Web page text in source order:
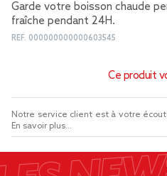
Garde votre boisson chaude
fraîche pendant 24H.
REF. 000000000000603545
Ce produit
Notre service client est à votre
En savoir plus...